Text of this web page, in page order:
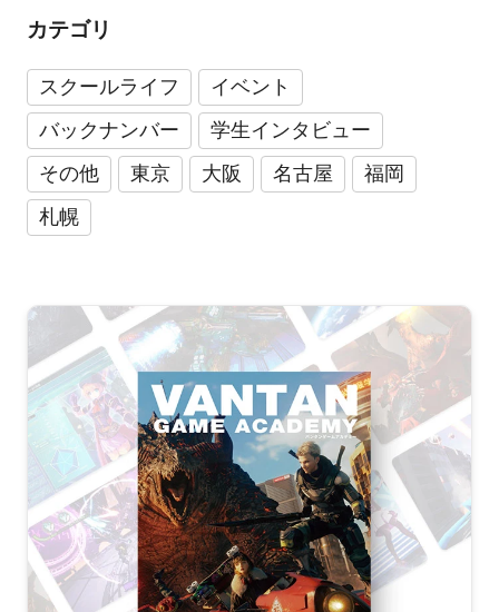
カテゴリ
スクールライフ
イベント
バックナンバー
学生インタビュー
その他
東京 大阪 名古屋
福岡
札幌